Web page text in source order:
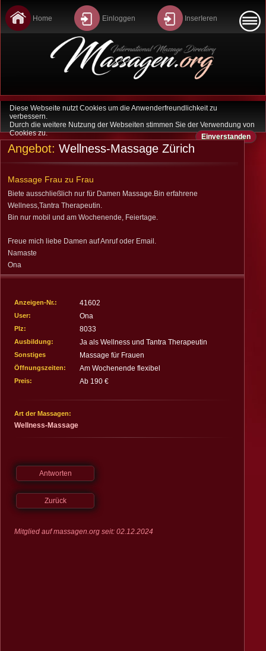
Home Einloggen InserIeren
Last Minute
Sitemap
Datenschutz
Kontakt
Agb
Diese Webseite nutzt Cookies um die Anwenderfreundlichkeit zu
verbessern.
Durch die weitere Nutzung der Webseiten stimmen Sie der Verwendung von
Cookies zu.
Einverstanden
Angebot: Wellness-Massage Zürich
Massage Frau zu Frau
Biete ausschließlich nur für Damen Massage.Bin erfahrene
Wellness,Tantra Therapeutin.
Bin nur mobil und am Wochenende, Feiertage.
Freue mich liebe Damen auf Anruf oder Email.
Namaste
Ona
Anzeigen-Nr.: 41602
User: Ona
Plz: 8033
Ausbildung: Ja als Wellness und Tantra Therapeutin
Sonstiges Massage für Frauen
Öffnungszeiten: Am Wochenende flexibel
Preis: Ab 190 €
Art der Massagen:
Wellness-Massage
Antworten
Zurück
Mitglied auf massagen.org seit: 02.12.2024